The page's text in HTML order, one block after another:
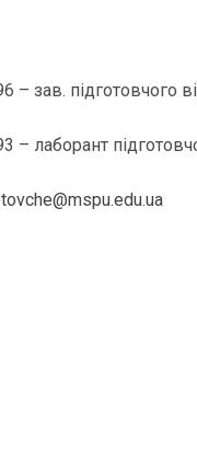
– зав. підготовчого
– лаборант